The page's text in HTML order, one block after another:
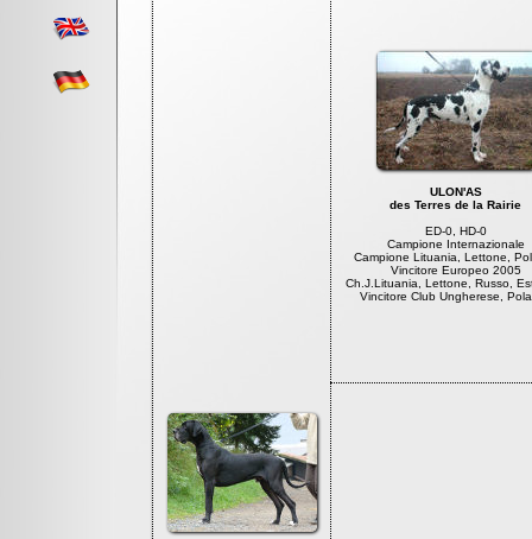
ULON'AS
des Terres de la Rairie
ED-0, HD-0
Campione Internazionale
Campione Lituania, Lettone,
Vincitore Europeo 2005
Ch.J.Lituania, Lettone, Russo,
Vincitore Club Ungherese,